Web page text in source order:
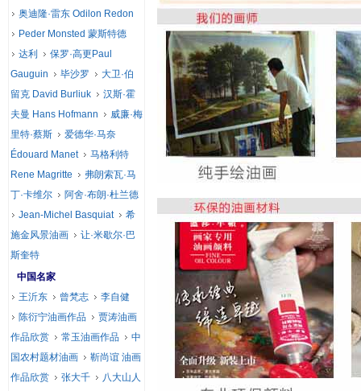
奥迪隆·雷东 Odilon Redon
Peder Monsted 蒙斯特德
达利
保罗·高更Paul
Gauguin
毕沙罗
大卫·伯
留克 David Burliuk
汉斯·霍
夫曼 Hans Hofmann
威廉·梅
里特·蔡斯
爱德华·马奈
Édouard Manet
马格利特
Rene Magritte
弗朗索瓦·马
丁·卡维尔
阿舍·布朗·杜兰德
Jean-Michel Basquiat
希
施金风景油画
让·米歇尔·巴
斯奎特
中国名家
王沂东
曾梵志
李自健
陈衍宁油画作品
贾涛油画
作品欣赏
常玉油画作品
中
国农村题材油画
靳尚谊 油画
作品欣赏
张大千
八大山人